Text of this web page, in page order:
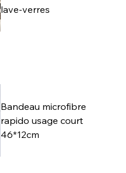
lave-verres
Bandeau microfibre
rapido usage court
46*12cm